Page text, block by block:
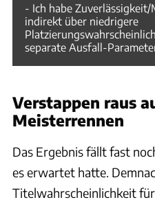
- Ich habe
indirekt über niedrigere
separate Ausfall-
Verstappen raus
Meisterrennen
Das Ergebnis fällt fast
es erwartet hatte.
Titelwahrscheinlichkeit